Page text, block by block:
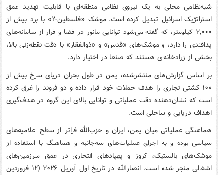
شبه‌نظامی محلی به یک نیروی نظامی منطقه‌ای با قابلیت تهدید عمق
استراتژیک اسرائیل تبدیل کرده است. موشک «فلسطین-۲» با برد بیش از
۲٬۰۰۰ کیلومتر، که گفته می‌شود توانایی مانور در فضا و فرار از سامانه‌های
پدافندی را دارد، و موشک‌های «قدس» و «ذوالفقار» با دقت نقطه‌زنی بالا،
بخشی از زرادخانه‌ای هستند که صنعا در اختیار دارد.
بر اساس گزارش‌های منتشرشده، یمن در طول بحران دریای سرخ بیش از
۱۰۰ کشتی تجاری را هدف حملات خود قرار داده و دو فروند را غرق کرده
است که نشان‌دهنده دقت عملیاتی و توانایی بالای این گروه در هدف‌گیری
اهداف دریایی و ساحلی است.
هماهنگی عملیاتی میان یمن، ایران و حزب‌الله فراتر از سطح اعلامیه‌های
سیاسی بوده و به اجرای عملیات‌های سه‌جانبه و هماهنگ با استفاده از
موشک‌های بالستیک، کروز و پهپادهای انتحاری در عمق سرزمین‌های
اشغالی منجر شده است. انصارالله در تاریخ اول آوریل ۲۰۲۶ (۱۲ فروردین